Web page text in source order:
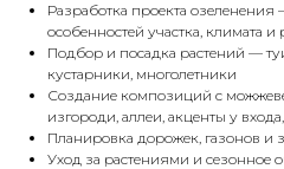
Разработка проекта
особенностей участка, климата и
Подбор и посадка растений —
кустарники, многолетники
Создание композиций с
изгороди, аллеи, акценты у
Планировка дорожек, газонов и
Уход за растениями и сезонное